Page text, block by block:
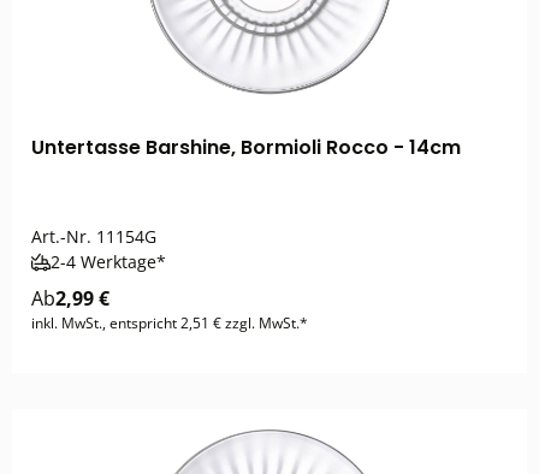
Untertasse Barshine, Bormioli Rocco - 14cm
Art.-Nr. 11154G
2-4 Werktage*
Ab2,99 €
inkl. MwSt., entspricht 2,51 € zzgl. MwSt.*